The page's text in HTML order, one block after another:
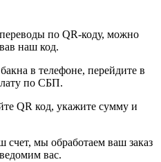
по QR-коду, можно
наш код.
в телефоне, перейдите в
по СБП.
QR код, укажите сумму и
счет, мы обработаем ваш заказ
вас.